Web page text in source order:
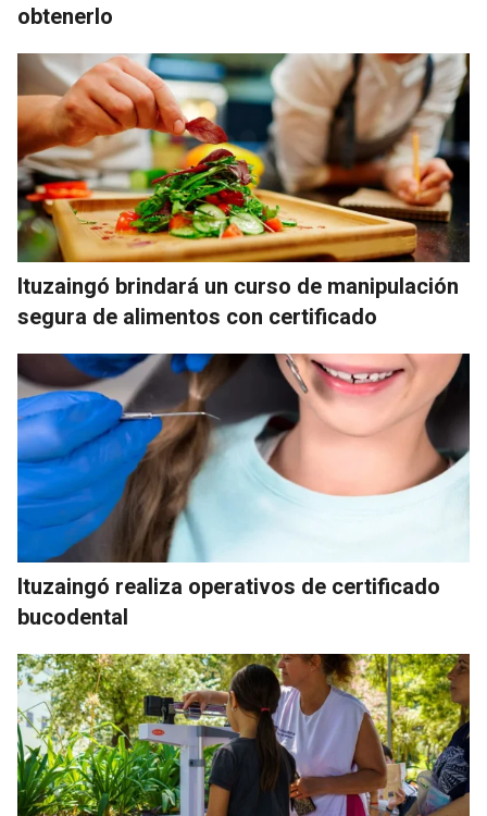
obtenerlo
Ituzaingó brindará un curso de manipulación
segura de alimentos con certificado
Ituzaingó realiza operativos de certificado
bucodental